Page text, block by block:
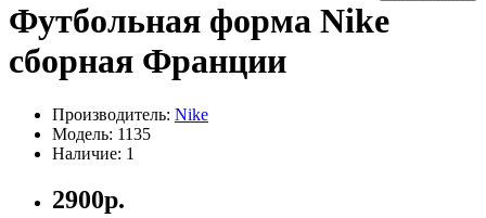
Футбольная форма Nike
сборная Франции
Производитель: Nike
Модель: 1135
Наличие: 1
2900р.